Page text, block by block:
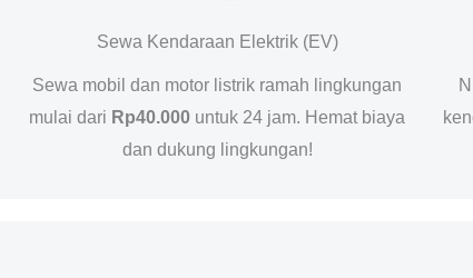
Sewa Kendaraan Elektrik (EV)
Sewa mobil dan motor listrik ramah lingkungan
mulai dari Rp40.000 untuk 24 jam. Hemat biaya
dan dukung lingkungan!